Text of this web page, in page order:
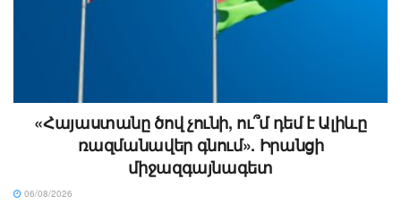
«Հայաստանը ծով չունի, ու՞մ դեմ է Ալիևը
ռազմանավեր գնում». Իրանցի
միջազգայնագետ
06/08/2026